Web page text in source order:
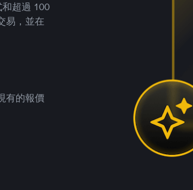
超過 100
易，並在
有的報價